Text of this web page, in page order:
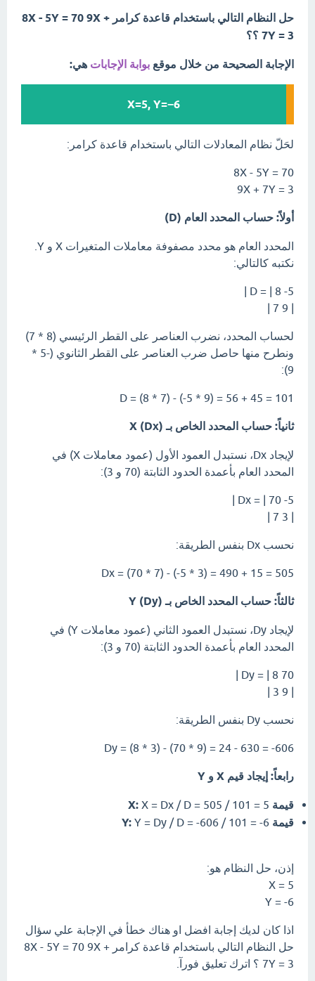
حل النظام التالي باستخدام قاعدة كرامر 8X - 5Y = 70 9X +
7Y = 3 ؟؟
الإجابة الصحيحة من خلال موقع بوابة الإجابات هي:
X=5, Y=−6
لحَلّ نظام المعادلات التالي باستخدام قاعدة كرامر:
8X - 5Y = 70
9X + 7Y = 3
أولاً: حساب المحدد العام (D)
نكتبه كالتالي:
D = | 8 -5 |
| 9 7 |
لحساب المحدد، نضرب العناصر على القطر الرئيسي (8 * 7)
ونطرح منها حاصل ضرب العناصر على القطر الثانوي (-5 *
9):
D = (8 * 7) - (-5 * 9) = 56 + 45 = 101
ثانياً: حساب المحدد الخاص بـ X (Dx)
لإيجاد Dx، نستبدل العمود الأول (عمود معاملات X) في
المحدد العام بأعمدة الحدود الثابتة (70 و 3):
Dx = | 70 -5 |
| 3 7 |
نحسب Dx بنفس الطريقة:
Dx = (70 * 7) - (-5 * 3) = 490 + 15 = 505
ثالثاً: حساب المحدد الخاص بـ Y (Dy)
لإيجاد Dy، نستبدل العمود الثاني (عمود معاملات Y) في
المحدد العام بأعمدة الحدود الثابتة (70 و 3):
Dy = | 8 70 |
| 9 3 |
نحسب Dy بنفس الطريقة:
Dy = (8 * 3) - (70 * 9) = 24 - 630 = -606
رابعاً: إيجاد قيم X و Y
قيمة X: X = Dx / D = 505 / 101 = 5
قيمة Y: Y = Dy / D = -606 / 101 = -6
إذن، حل النظام هو:
X = 5
Y = -6
اذا كان لديك إجابة افضل او هناك خطأ في الإجابة علي سؤال
حل النظام التالي باستخدام قاعدة كرامر 8X - 5Y = 70 9X +
7Y = 3 ؟ اترك تعليق فورآ.